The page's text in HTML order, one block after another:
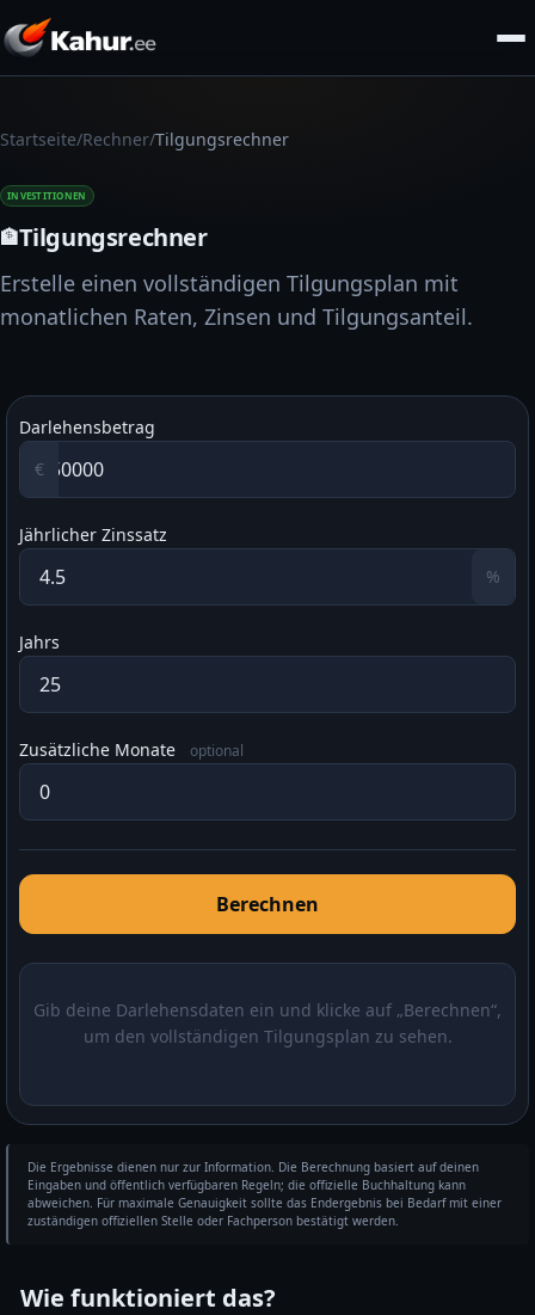
Startseite/Rechner/Tilgungsrechner
INVESTITIONEN
🏦Tilgungsrechner
Erstelle einen vollständigen Tilgungsplan mit
monatlichen Raten, Zinsen und Tilgungsanteil.
Darlehensbetrag
€
Jährlicher Zinssatz
%
Jahrs
Zusätzliche Monate optional
Berechnen
Gib deine Darlehensdaten ein und klicke auf „Berechnen“,
um den vollständigen Tilgungsplan zu sehen.
Die Ergebnisse dienen nur zur Information. Die Berechnung basiert auf deinen
Eingaben und öffentlich verfügbaren Regeln; die offizielle Buchhaltung kann
abweichen. Für maximale Genauigkeit sollte das Endergebnis bei Bedarf mit einer
zuständigen offiziellen Stelle oder Fachperson bestätigt werden.
Wie funktioniert das?